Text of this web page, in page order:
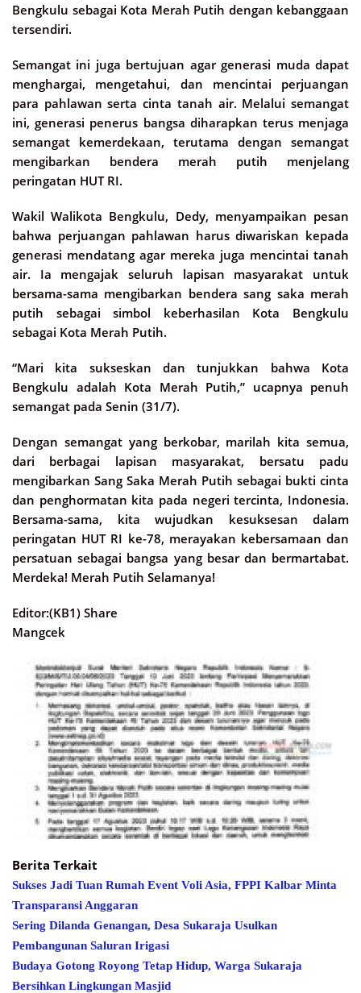
Bengkulu sebagai Kota Merah Putih dengan kebanggaan
tersendiri.
Semangat ini juga bertujuan agar generasi muda dapat
menghargai, mengetahui, dan mencintai perjuangan
para pahlawan serta cinta tanah air. Melalui semangat
ini, generasi penerus bangsa diharapkan terus menjaga
semangat kemerdekaan, terutama dengan semangat
mengibarkan bendera merah putih menjelang
peringatan HUT RI.
Wakil Walikota Bengkulu, Dedy, menyampaikan pesan
bahwa perjuangan pahlawan harus diwariskan kepada
generasi mendatang agar mereka juga mencintai tanah
air. Ia mengajak seluruh lapisan masyarakat untuk
bersama-sama mengibarkan bendera sang saka merah
putih sebagai simbol keberhasilan Kota Bengkulu
sebagai Kota Merah Putih.
“Mari kita sukseskan dan tunjukkan bahwa Kota
Bengkulu adalah Kota Merah Putih,” ucapnya penuh
semangat pada Senin (31/7).
Dengan semangat yang berkobar, marilah kita semua,
dari berbagai lapisan masyarakat, bersatu padu
mengibarkan Sang Saka Merah Putih sebagai bukti cinta
dan penghormatan kita pada negeri tercinta, Indonesia.
Bersama-sama, kita wujudkan kesuksesan dalam
peringatan HUT RI ke-78, merayakan kebersamaan dan
persatuan sebagai bangsa yang besar dan bermartabat.
Merdeka! Merah Putih Selamanya!
Editor:(KB1) Share
Mangcek
Berita Terkait
Sukses Jadi Tuan Rumah Event Voli Asia, FPPI Kalbar Minta
Transparansi Anggaran
Sering Dilanda Genangan, Desa Sukaraja Usulkan
Pembangunan Saluran Irigasi
Budaya Gotong Royong Tetap Hidup, Warga Sukaraja
Bersihkan Lingkungan Masjid